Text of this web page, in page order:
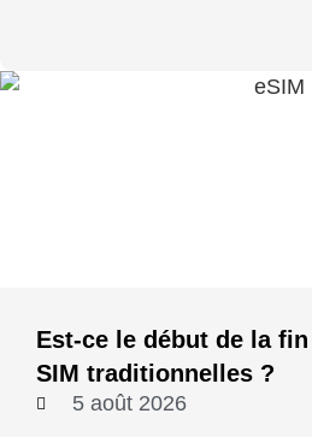
Est-ce le début de la
SIM traditionnelles ?
5 août 2026